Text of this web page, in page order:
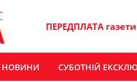
ПЕРЕДПЛАТА газети
НОВИНИ СУБОТНІЙ